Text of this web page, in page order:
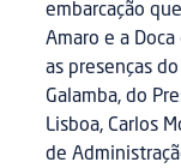
embarcação
Amaro e a
as presenças
Galamba, do
Lisboa, Carlos
de